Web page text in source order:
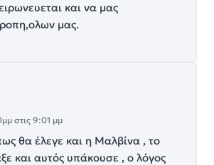
και να μας
μας.
στις 9:01 μμ
θα έλεγε και η Μαλβίνα , το
και αυτός υπάκουσε , ο λόγος